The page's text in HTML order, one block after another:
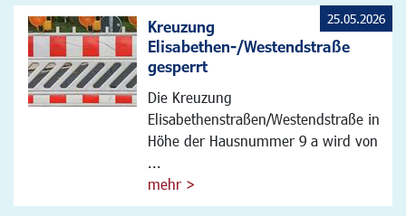
Kreuzung
Elisabethen-/Westendstraße
gesperrt
Die Kreuzung
Elisabethenstraßen/Westendstraße in
Höhe der Hausnummer 9 a wird von
...
mehr >
25.05.2026